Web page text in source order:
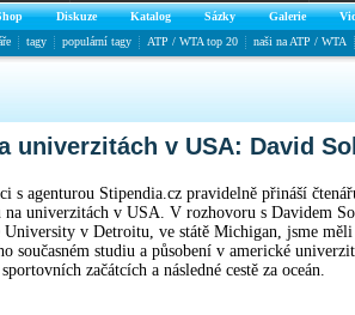
Diskuze Katalog Sázky Galerie
tagy populární tagy ATP / WTA top 20 naši na ATP / WTA
univerzitách v USA: David
s agenturou Stipendia.cz pravidelně přináší
na univerzitách v USA. V rozhovoru s Davidem
University v Detroitu, ve státě Michigan, jsme
současném studiu a působení v americké
začátcích a následné cestě za oceán.